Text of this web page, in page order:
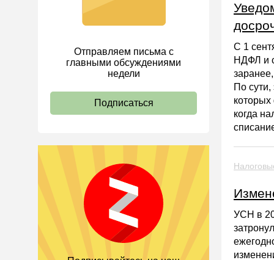
Проекты
Расчеты
Учет затрат
Учет ОС и НМА
Прием на работу и переводы
Увольнение
Трудовой договор
Коллективный договор и
Отправляем письма с
главными обсуждениями
недели
Подписаться
С 1
НДФЛ и
По
когда
УСН в